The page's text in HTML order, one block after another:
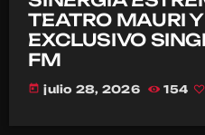
TEATRO MAURI
EXCLUSIVO
FM
today julio 28, 2026 154